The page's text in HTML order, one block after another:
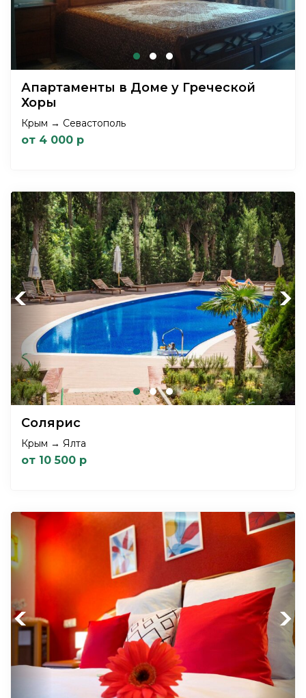
Апартаменты в Доме у Греческой
Хоры
Крым → Севастополь
от 4 000 р
Previous Next
Солярис
Крым → Ялта
от 10 500 р
Previous Next